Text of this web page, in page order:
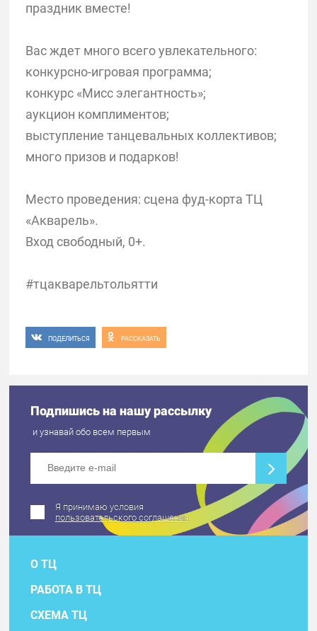
праздник вместе!
Вас ждет много всего увлекательного:
конкурсно-игровая программа;
конкурс «Мисс элегантность»;
аукцион комплиментов;
выступление танцевальных коллективов;
много призов и подарков!
Место проведения: сцена фуд-корта ТЦ
«Акварель».
Вход свободный, 0+.
#тцакварельтольятти
ПОДЕЛИТЬСЯ РАССКАЗАТЬ
Подпишись на нашу рассылку
и узнавай обо всем первым
Я принимаю условия
пользовательского соглашения
О ТЦ
РАБОТА В ТЦ
СХЕМА ТЦ